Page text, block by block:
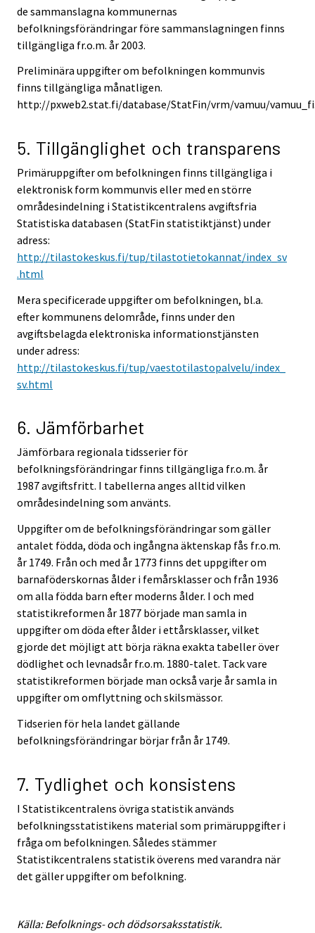
de sammanslagna kommunernas
befolkningsförändringar före sammanslagningen finns
tillgängliga fr.o.m. år 2003.
Preliminära uppgifter om befolkningen kommunvis
finns tillgängliga månatligen.
http://pxweb2.stat.fi/database/StatFin/vrm/vamuu/
5. Tillgänglighet och transparens
Primäruppgifter om befolkningen finns tillgängliga i
elektronisk form kommunvis eller med en större
områdesindelning i Statistikcentralens avgiftsfria
Statistiska databasen (StatFin statistiktjänst) under
adress:
http://tilastokeskus.fi/tup/tilastotietokannat/index_sv
.html
Mera specificerade uppgifter om befolkningen, bl.a.
efter kommunens delområde, finns under den
avgiftsbelagda elektroniska informationstjänsten
under adress:
http://tilastokeskus.fi/tup/vaestotilastopalvelu/index_
sv.html
6. Jämförbarhet
Jämförbara regionala tidsserier för
befolkningsförändringar finns tillgängliga fr.o.m. år
1987 avgiftsfritt. I tabellerna anges alltid vilken
områdesindelning som använts.
Uppgifter om de befolkningsförändringar som gäller
antalet födda, döda och ingångna äktenskap fås fr.o.m.
år 1749. Från och med år 1773 finns det uppgifter om
barnaföderskornas ålder i femårsklasser och från 1936
om alla födda barn efter moderns ålder. I och med
statistikreformen år 1877 började man samla in
uppgifter om döda efter ålder i ettårsklasser, vilket
gjorde det möjligt att börja räkna exakta tabeller över
dödlighet och levnadsår fr.o.m. 1880-talet. Tack vare
statistikreformen började man också varje år samla in
uppgifter om omflyttning och skilsmässor.
Tidserien för hela landet gällande
befolkningsförändringar börjar från år 1749.
7. Tydlighet och konsistens
I Statistikcentralens övriga statistik används
befolkningsstatistikens material som primäruppgifter i
fråga om befolkningen. Således stämmer
Statistikcentralens statistik överens med varandra när
det gäller uppgifter om befolkning.
Källa: Befolknings- och dödsorsaksstatistik.